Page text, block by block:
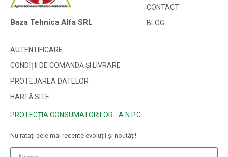
Baza Tehnica Alfa SRL
CONTACT
BLOG
AUTENTIFICARE
CONDIȚII DE COMANDĂ ȘI LIVRARE
PROTEJAREA DATELOR
HARTĂ SITE
PROTECȚIA CONSUMATORILOR - A.N.P.C.
Nu ratați cele mai recente evoluții și noutăți!